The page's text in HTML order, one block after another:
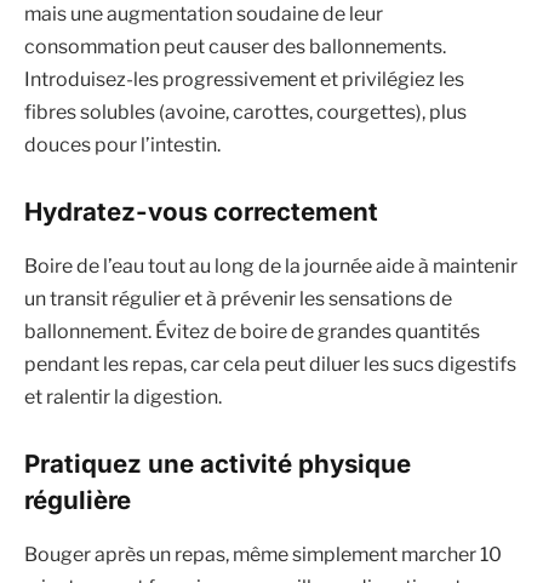
mais une augmentation soudaine de leur
consommation peut causer des ballonnements.
Introduisez-les progressivement et privilégiez les
fibres solubles (avoine, carottes, courgettes), plus
douces pour l’intestin.
Hydratez-vous correctement
Boire de l’eau tout au long de la journée aide à maintenir
un transit régulier et à prévenir les sensations de
ballonnement. Évitez de boire de grandes quantités
pendant les repas, car cela peut diluer les sucs digestifs
et ralentir la digestion.
Pratiquez une activité physique
régulière
Bouger après un repas, même simplement marcher 10